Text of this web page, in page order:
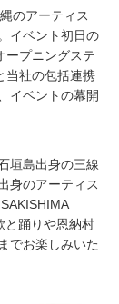
のアーティス
イベント初日の
ープニングステ
当社の包括連携
イベントの幕開
垣島出身の三線
身のアーティス
と踊りや恩納村
でお楽しみいた